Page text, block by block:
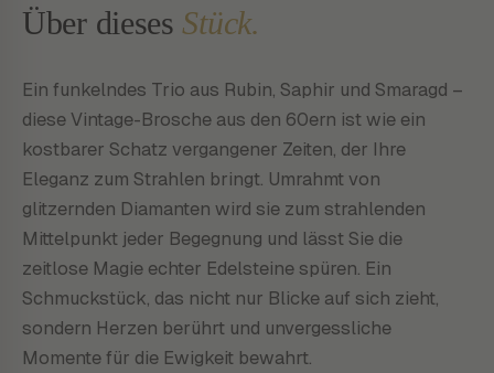
Über dieses Stück.
Ein funkelndes Trio aus Rubin, Saphir und Smaragd –
diese Vintage-Brosche aus den 60ern ist wie ein
kostbarer Schatz vergangener Zeiten, der Ihre
Eleganz zum Strahlen bringt. Umrahmt von
glitzernden Diamanten wird sie zum strahlenden
Mittelpunkt jeder Begegnung und lässt Sie die
zeitlose Magie echter Edelsteine spüren. Ein
Schmuckstück, das nicht nur Blicke auf sich zieht,
sondern Herzen berührt und unvergessliche
Momente für die Ewigkeit bewahrt.